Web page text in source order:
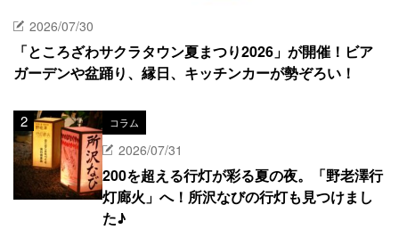
2026/07/30
「ところざわサクラタウン夏まつり2026」が開催！ビア
ガーデンや盆踊り、縁日、キッチンカーが勢ぞろい！
コラム
2026/07/31
200を超える行灯が彩る夏の夜。「野老澤行
灯廊火」へ！所沢なびの行灯も見つけまし
た♪